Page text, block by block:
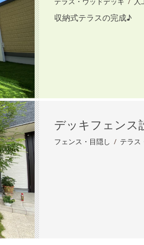
収納式テラスの完成♪
デッキフェンス
フェンス・目隠し / テラス